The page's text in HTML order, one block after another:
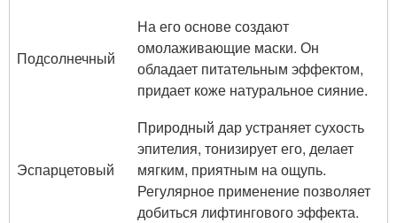
Подсолнечный
На его основе создают
омолаживающие маски. Он
обладает питательным эффектом,
придает коже натуральное сияние.
Эспарцетовый
Природный дар устраняет сухость
эпителия, тонизирует его, делает
мягким, приятным на ощупь.
Регулярное применение позволяет
добиться лифтингового эффекта.